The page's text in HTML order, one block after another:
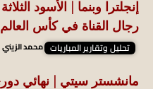
إنجلترا وبنما | الأسود
رجال القناة في كأس
تحليل وتقارير المباريات محمد الزيني
مانشستر سيتي | نهائي